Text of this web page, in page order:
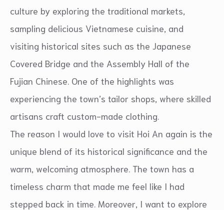
culture by exploring the traditional markets,
sampling delicious Vietnamese cuisine, and
visiting historical sites such as the Japanese
Covered Bridge and the Assembly Hall of the
Fujian Chinese. One of the highlights was
experiencing the town’s tailor shops, where skilled
artisans craft custom-made clothing.
The reason I would love to visit Hoi An again is the
unique blend of its historical significance and the
warm, welcoming atmosphere. The town has a
timeless charm that made me feel like I had
stepped back in time. Moreover, I want to explore